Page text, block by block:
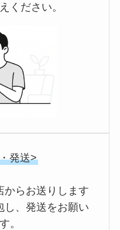
ください。
発送>
からお送りします
し、発送をお願い
。